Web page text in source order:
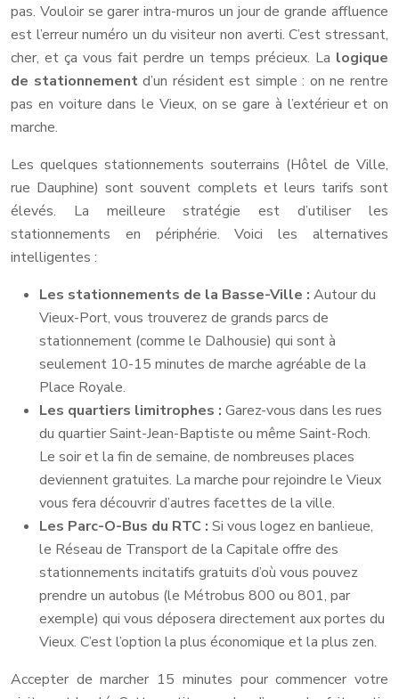
pas. Vouloir se garer intra-muros un jour de grande affluence
est l’erreur numéro un du visiteur non averti. C’est stressant,
cher, et ça vous fait perdre un temps précieux. La logique
de stationnementd’un résident est simple : on ne rentre
pas en voiture dans le Vieux, on se gare à l’extérieur et on
marche.
Les quelques stationnements souterrains (Hôtel de Ville,
rue Dauphine) sont souvent complets et leurs tarifs sont
élevés. La meilleure stratégie est d’utiliser les
stationnements en périphérie. Voici les alternatives
intelligentes :
Les stationnements de la Basse-Ville : Autour du
Vieux-Port, vous trouverez de grands parcs de
stationnement (comme le Dalhousie) qui sont à
seulement 10-15 minutes de marche agréable de la
Place Royale.
Les quartiers limitrophes : Garez-vous dans les rues
du quartier Saint-Jean-Baptiste ou même Saint-Roch.
Le soir et la fin de semaine, de nombreuses places
deviennent gratuites. La marche pour rejoindre le Vieux
vous fera découvrir d’autres facettes de la ville.
Les Parc-O-Bus du RTC : Si vous logez en banlieue,
le Réseau de Transport de la Capitale offre des
stationnements incitatifs gratuits d’où vous pouvez
prendre un autobus (le Métrobus 800 ou 801, par
exemple) qui vous déposera directement aux portes du
Vieux. C’est l’option la plus économique et la plus zen.
Accepter de marcher 15 minutes pour commencer votre